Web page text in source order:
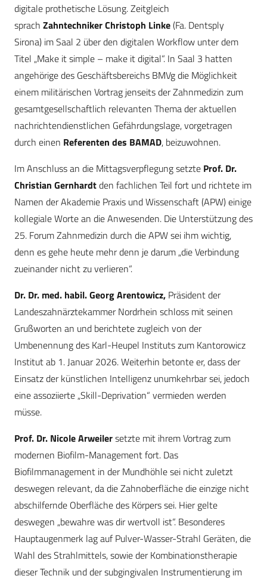
digitale prothetische Lösung. Zeitgleich
sprach Zahntechniker Christoph Linke(Fa. Dentsply
Sirona) im Saal 2 über den digitalen Workflow unter dem
Titel „Make it simple – make it digital“. In Saal 3 hatten
angehörige des Geschäftsbereichs BMVg die Möglichkeit
einem militärischen Vortrag jenseits der Zahnmedizin zum
gesamtgesellschaftlich relevanten Thema der aktuellen
nachrichtendienstlichen Gefährdungslage, vorgetragen
durch einen Referenten des BAMAD, beizuwohnen.
Im Anschluss an die Mittagsverpflegung setzte Prof. Dr.
Christian Gernhardtden fachlichen Teil fort und richtete im
Namen der Akademie Praxis und Wissenschaft (APW) einige
kollegiale Worte an die Anwesenden. Die Unterstützung des
25. Forum Zahnmedizin durch die APW sei ihm wichtig,
denn es gehe heute mehr denn je darum „die Verbindung
zueinander nicht zu verlieren“.
Dr. Dr. med. habil. Georg Arentowicz, Präsident der
Landeszahnärztekammer Nordrhein schloss mit seinen
Grußworten an und berichtete zugleich von der
Umbenennung des Karl-Heupel Instituts zum Kantorowicz
Institut ab 1. Januar 2026. Weiterhin betonte er, dass der
Einsatz der künstlichen Intelligenz unumkehrbar sei, jedoch
eine assoziierte „Skill-Deprivation“ vermieden werden
müsse.
Prof. Dr. Nicole Arweilersetzte mit ihrem Vortrag zum
modernen Biofilm-Management fort. Das
Biofilmmanagement in der Mundhöhle sei nicht zuletzt
deswegen relevant, da die Zahnoberfläche die einzige nicht
abschilfernde Oberfläche des Körpers sei. Hier gelte
deswegen „bewahre was dir wertvoll ist“. Besonderes
Hauptaugenmerk lag auf Pulver-Wasser-Strahl Geräten, die
Wahl des Strahlmittels, sowie der Kombinationstherapie
dieser Technik und der subgingivalen Instrumentierung im